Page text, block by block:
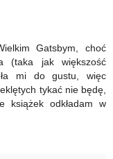
Gatsbym, choć
(taka jak większość
mi do gustu, więc
tykać nie będę,
książek odkładam w